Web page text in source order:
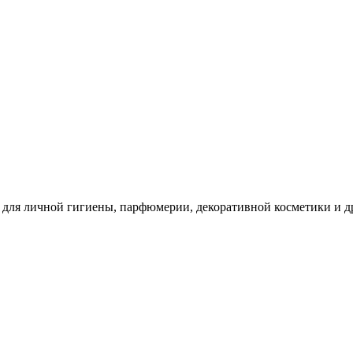
личной гигиены, парфюмерии, декоративной косметики и